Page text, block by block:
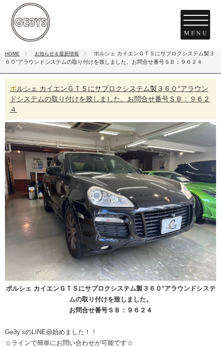
HOME 〉 お知らせ＆最新情報 〉
ポルシェ カイエンＧＴＳにサブロクシステム製３
６０°アラウンドシステムの取り付けを致しました。お問合せ番号ＳＢ：９６２４
ポルシェ カイエンＧＴＳにサブロクシステム製３６０°アラウン
ドシステムの取り付けを致しました。お問合せ番号ＳＢ：９６２
４
ポルシェ カイエンＧＴＳにサブロクシステム製３６０°アラウンドシステ
ムの取り付けを致しました。
お問合せ番号ＳＢ：９６２４
Ge3y’sのLINE@始めました！！
☆ラインで簡単にお問い合わせが可能です☆